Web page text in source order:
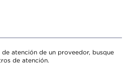
atención de un proveedor, busque
de atención.